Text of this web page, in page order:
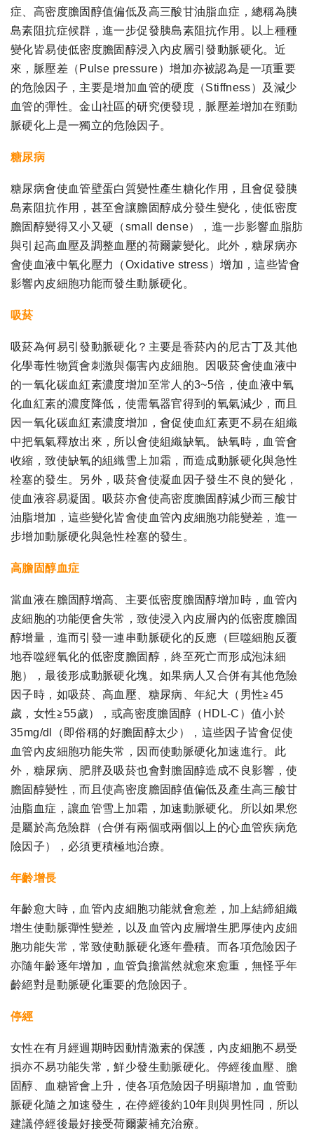
症、高密度膽固醇值偏低及高三酸甘油脂血症，總稱為胰
島素阻抗症候群，進一步促發胰島素阻抗作用。以上種種
變化皆易使低密度膽固醇浸入內皮層引發動脈硬化。近
來，脈壓差（Pulse pressure）增加亦被認為是一項重要
的危險因子，主要是增加血管的硬度（Stiffness）及減少
血管的彈性。金山社區的研究便發現，脈壓差增加在頸動
脈硬化上是一獨立的危險因子。
糖尿病
糖尿病會使血管壁蛋白質變性產生糖化作用，且會促發胰
島素阻抗作用，甚至會讓膽固醇成分發生變化，使低密度
膽固醇變得又小又硬（small dense），進一步影響血脂肪
與引起高血壓及調整血壓的荷爾蒙變化。此外，糖尿病亦
會使血液中氧化壓力（Oxidative stress）增加，這些皆會
影響內皮細胞功能而發生動脈硬化。
吸菸
吸菸為何易引發動脈硬化？主要是香菸內的尼古丁及其他
化學毒性物質會刺激與傷害內皮細胞。因吸菸會使血液中
的一氧化碳血紅素濃度增加至常人的3~5倍，使血液中氧
化血紅素的濃度降低，使需氧器官得到的氧氣減少，而且
因一氧化碳血紅素濃度增加，會促使血紅素更不易在組織
中把氧氣釋放出來，所以會使組織缺氧。缺氧時，血管會
收縮，致使缺氧的組織雪上加霜，而造成動脈硬化與急性
栓塞的發生。另外，吸菸會使凝血因子發生不良的變化，
使血液容易凝固。吸菸亦會使高密度膽固醇減少而三酸甘
油脂增加，這些變化皆會使血管內皮細胞功能變差，進一
步增加動脈硬化與急性栓塞的發生。
高膽固醇血症
當血液在膽固醇增高、主要低密度膽固醇增加時，血管內
皮細胞的功能便會失常，致使浸入內皮層內的低密度膽固
醇增量，進而引發一連串動脈硬化的反應（巨噬細胞反覆
地吞噬經氧化的低密度膽固醇，終至死亡而形成泡沫細
胞），最後形成動脈硬化塊。如果病人又合併有其他危險
因子時，如吸菸、高血壓、糖尿病、年紀大（男性≧45
歲，女性≧55歲），或高密度膽固醇（HDL-C）值小於
35mg/dl（即俗稱的好膽固醇太少），這些因子皆會促使
血管內皮細胞功能失常，因而使動脈硬化加速進行。此
外，糖尿病、肥胖及吸菸也會對膽固醇造成不良影響，使
膽固醇變性，而且使高密度膽固醇值偏低及產生高三酸甘
油脂血症，讓血管雪上加霜，加速動脈硬化。所以如果您
是屬於高危險群（合併有兩個或兩個以上的心血管疾病危
險因子），必須更積極地治療。
年齡增長
年齡愈大時，血管內皮細胞功能就會愈差，加上結締組織
增生使動脈彈性變差，以及血管內皮層增生肥厚使內皮細
胞功能失常，常致使動脈硬化逐年疊積。而各項危險因子
亦隨年齡逐年增加，血管負擔當然就愈來愈重，無怪乎年
齡絕對是動脈硬化重要的危險因子。
停經
女性在有月經週期時因動情激素的保護，內皮細胞不易受
損亦不易功能失常，鮮少發生動脈硬化。停經後血壓、膽
固醇、血糖皆會上升，使各項危險因子明顯增加，血管動
脈硬化隨之加速發生，在停經後約10年則與男性同，所以
建議停經後最好接受荷爾蒙補充治療。